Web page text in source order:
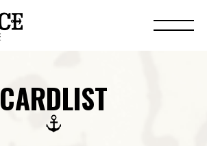
CARDLIST